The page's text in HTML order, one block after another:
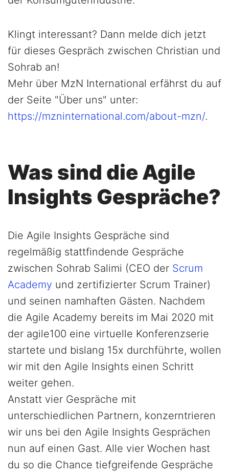
Klingt interessant? Dann melde dich jetzt
für dieses Gespräch zwischen Christian und
Sohrab an!
Mehr über MzN International erfährst du auf
der Seite "Über uns" unter:
https://mzninternational.com/about-mzn/.
Was sind die Agile
Insights Gespräche?
Die Agile Insights Gespräche sind
regelmäßig stattfindende Gespräche
zwischen Sohrab Salimi (CEO der Scrum
Academy und zertifizierter Scrum Trainer)
und seinen namhaften Gästen. Nachdem
die Agile Academy bereits im Mai 2020 mit
der agile100 eine virtuelle Konferenzserie
startete und bislang 15x durchführte, wollen
wir mit den Agile Insights einen Schritt
weiter gehen.
Anstatt vier Gespräche mit
unterschiedlichen Partnern, konzerntrieren
wir uns bei den Agile Insights Gesprächen
nun auf einen Gast. Alle vier Wochen hast
du so die Chance tiefgreifende Gespräche